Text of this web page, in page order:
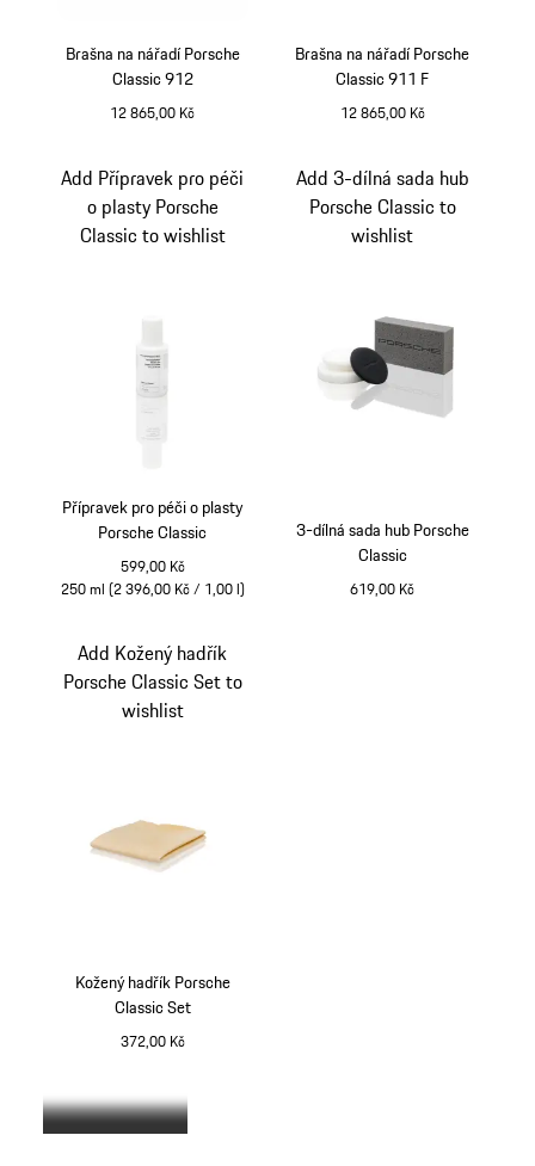
Brašna na nářadí Porsche
Classic 912
12 865,00 Kč
Brašna na nářadí Porsche
Classic 911 F
12 865,00 Kč
Přípravek pro péči o plasty
Porsche Classic
599,00 Kč
250 ml (2 396,00 Kč / 1,00 l)
Add Přípravek pro péči
o plasty Porsche
Classic to wishlist
3-dílná sada hub Porsche
Classic
619,00 Kč
Add 3-dílná sada hub
Porsche Classic to
wishlist
Kožený hadřík Porsche
Classic Set
372,00 Kč
Add Kožený hadřík
Porsche Classic Set to
wishlist